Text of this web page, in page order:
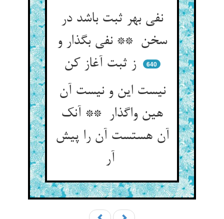
نفی بهر ثبت باشد در
سخن ** نفی بگذار و
ز ثبت آغاز کن
640
نیست این و نیست آن
هین واگذار ** آنک
آن هستست آن را پیش